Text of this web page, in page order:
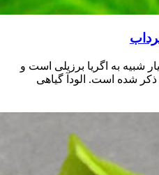
شبیه به اگریا برزیلی است و
ذکر شده است. الودآ گیاهی